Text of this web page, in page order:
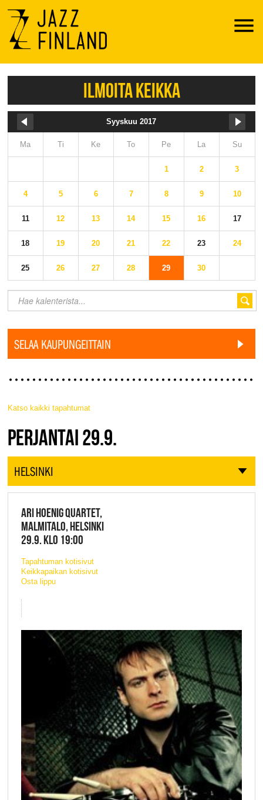
Menu
ILMOITA KEIKKA
Syyskuu 2017
Ma Ti Ke To Pe La Su
1 2 3
4 5 6 7 8 9 10
11 12 13 14 15 16 17
18 19 20 21 22 23 24
25 26 27 28 29 30
SELAA KAUPUNGEITTAIN
Katso kaikki tapahtumat
JAZZ FINLAND LIVE
PERJANTAI 29.9.
HELSINKI
ARI HOENIG QUARTET,
MALMITALO, HELSINKI
29.9. KLO 19:00
Tapahtuman kotisivut
Keikkapaikan kotisivut
Osta lippu